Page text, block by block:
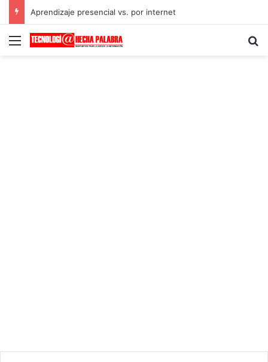
Aprendizaje presencial vs. por internet
Menú